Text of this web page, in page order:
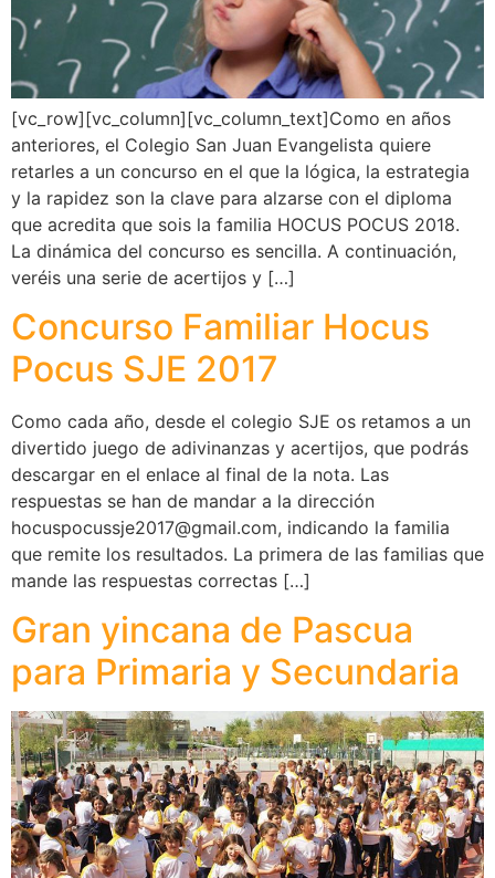
[vc_row][vc_column][vc_column_text]Como en años
anteriores, el Colegio San Juan Evangelista quiere
retarles a un concurso en el que la lógica, la estrategia
y la rapidez son la clave para alzarse con el diploma
que acredita que sois la familia HOCUS POCUS 2018.
La dinámica del concurso es sencilla. A continuación,
veréis una serie de acertijos y […]
Concurso Familiar Hocus
Pocus SJE 2017
Como cada año, desde el colegio SJE os retamos a un
divertido juego de adivinanzas y acertijos, que podrás
descargar en el enlace al final de la nota. Las
respuestas se han de mandar a la dirección
hocuspocussje2017@gmail.com, indicando la familia
que remite los resultados. La primera de las familias que
mande las respuestas correctas […]
Gran yincana de Pascua
para Primaria y Secundaria